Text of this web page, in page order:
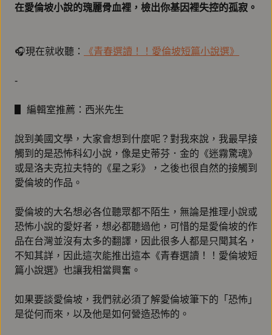
在愛倫坡小說的瑰麗骨血裡，檢出你基因裡失控的孤寂。
🎧現在就收聽： 《青春選讀！！愛倫坡短篇小說選》
-
▋ 編輯室推薦：西米先生
說到美國文學，大家會想到什麼呢？對我來說，我最早接
觸到的是恐怖科幻小說，像是史蒂芬．金的《迷霧驚魂》
或是洛夫克拉夫特的《星之彩》，之後也很自然的接觸到
愛倫坡的作品。
愛倫坡的大名想必各位聽眾都不陌生，無論是推理小說或
恐怖小說的愛好者，想必都聽過他，可惜的是愛倫坡的作
品在台灣並沒有太多的翻譯，因此很多人都是只聞其名，
不知其詳，因此這次能推出這本《青春選讀！！愛倫坡短
篇小說選》也讓我相當興奮。
如果要談愛倫坡，我們就必須了解愛倫坡筆下的「恐怖」
是從何而來，以及他是如何營造恐怖的。